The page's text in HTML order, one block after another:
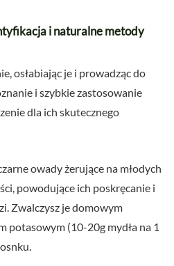
i naturalne metody
osłabiając je i prowadząc do
i szybkie zastosowanie
dla ich skutecznego
owady żerujące na młodych
powodujące ich poskręcanie i
Zwalczysz je domowym
potasowym (10-20g mydła na 1